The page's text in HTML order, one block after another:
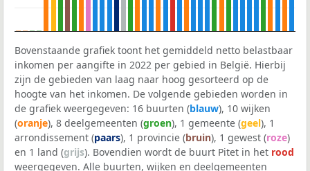
Bovenstaande grafiek toont het gemiddeld netto belastbaar
inkomen per aangifte in 2022 per gebied in België. Hierbij
zijn de gebieden van laag naar hoog gesorteerd op de
hoogte van het inkomen. De volgende gebieden worden in
de grafiek weergegeven: 16 buurten (blauw), 10 wijken
(oranje), 8 deelgemeenten (groen), 1 gemeente (geel), 1
arrondissement (paars), 1 provincie (bruin), 1 gewest (roze)
en 1 land (grijs). Bovendien wordt de buurt Pitet in het rood
weergegeven. Alle buurten, wijken en deelgemeenten